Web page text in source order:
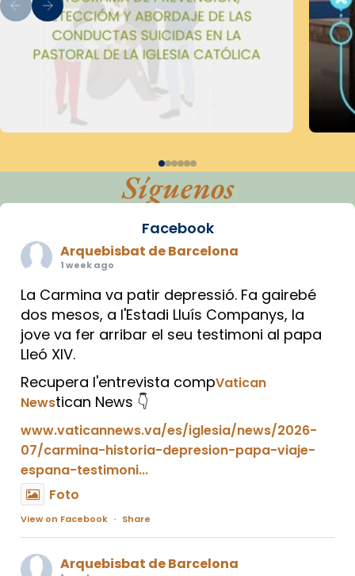
Síguenos
Facebook
Arquebisbat de Barcelona
1 week ago
La Carmina va patir depressió. Fa gairebé
dos mesos, a l'Estadi Lluís Companys, la
jove va fer arribar el seu testimoni al papa
Lleó XIV.
Recupera l'entrevista compVatican
Newstican News 👇
www.vaticannews.va/es/iglesia/news/2026-
07/carmina-historia-depresion-papa-viaje-
espana-testimoni...
Foto
View on Facebook · Share
Arquebisbat de Barcelona